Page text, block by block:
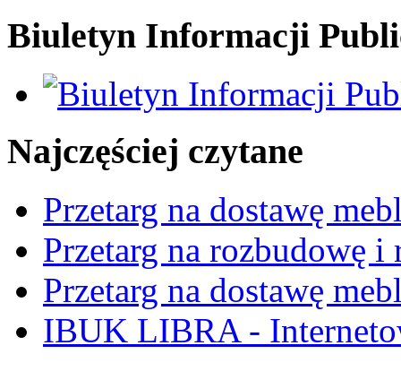
Biuletyn Informacji
Najczęściej czytane
Przetarg na dostawę
Przetarg na rozbudowę
Przetarg na dostawę
IBUK LIBRA -